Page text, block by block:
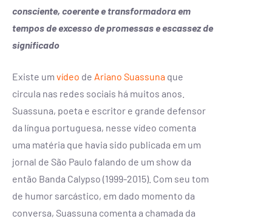
consciente, coerente e transformadora em
tempos de excesso de promessas e escassez de
significado
Existe um vídeo de Ariano Suassuna que
circula nas redes sociais há muitos anos.
Suassuna, poeta e escritor e grande defensor
da língua portuguesa, nesse vídeo comenta
uma matéria que havia sido publicada em um
jornal de São Paulo falando de um show da
então Banda Calypso (1999-2015). Com seu tom
de humor sarcástico, em dado momento da
conversa, Suassuna comenta a chamada da